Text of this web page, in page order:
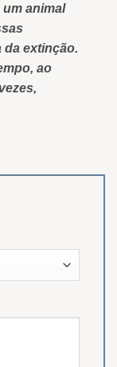
um animal
da extinção.
ao